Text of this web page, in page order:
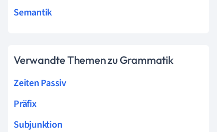
Semantik
Verwandte Themen zu Grammatik
Zeiten Passiv
Präfix
Subjunktion